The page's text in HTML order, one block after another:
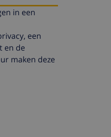
in een
een
en de
maken deze